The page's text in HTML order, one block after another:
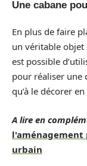
Une cabane
En plus de faire
un véritable objet
est possible
pour réaliser une
qu’à le décorer
A lire en
l'aménagement
urbain